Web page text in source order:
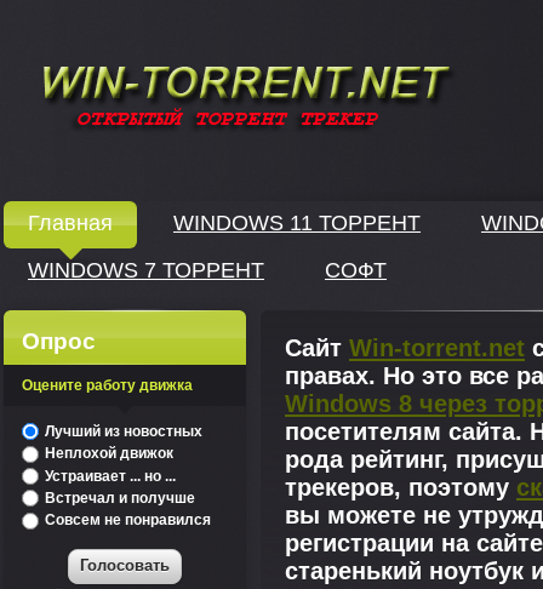
Главная WINDOWS 11 ТОРРЕНТ
WINDOWS 7 ТОРРЕНТ
СОФТ
Сайт Win-torrent.net
правах. Но это все
Windows 8 через
посетителям сайта.
рода рейтинг,
трекеров, поэтому
вы можете не
регистрации на
старенький
Опрос
Оцените работу движка
Лучший из новостных
Неплохой движок
Устраивает ... но ...
Встречал и получше
Совсем не понравился
Голосовать